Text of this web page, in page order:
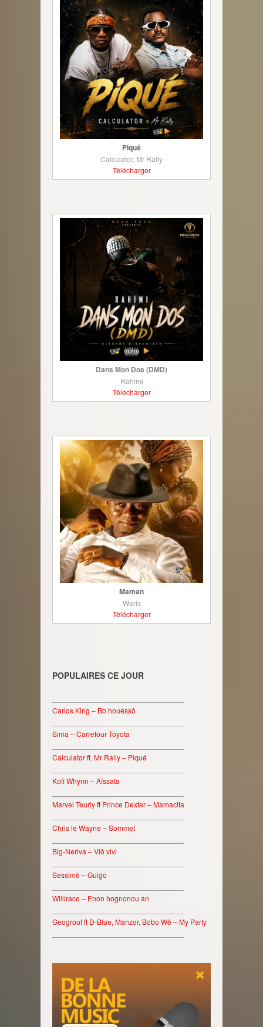
Piqué
Calculator, Mr Rally
Télécharger
Dans Mon Dos (DMD)
Rahimi
Télécharger
Maman
Waris
Télécharger
POPULAIRES CE JOUR
Carlos King – Bb houéssô
Sima – Carrefour Toyota
Calculator ft. Mr Rally – Piqué
Kofi Whynn – Aïssata
Marvel Teurly ft Prince Dexter – Mamacita
Chris le Wayne – Sommet
Big-Neriva – Viô vivi
Sessimè – Guigo
Willirace – Enon hognonou an
Geogrouf ft D-Blue, Manzor, Bobo Wê – My Party